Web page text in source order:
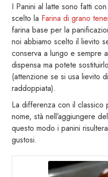
I Panini al latte sono fatti
scelto la Farina di grano
farina base per la
noi abbiamo scelto il lievito
conserva a lungo e sempre
dispensa ma potete
(attenzione se si usa lievito
raddoppiata).
La differenza con il classico
nome, stà nell’aggiungere
questo modo i panini
gustosi.